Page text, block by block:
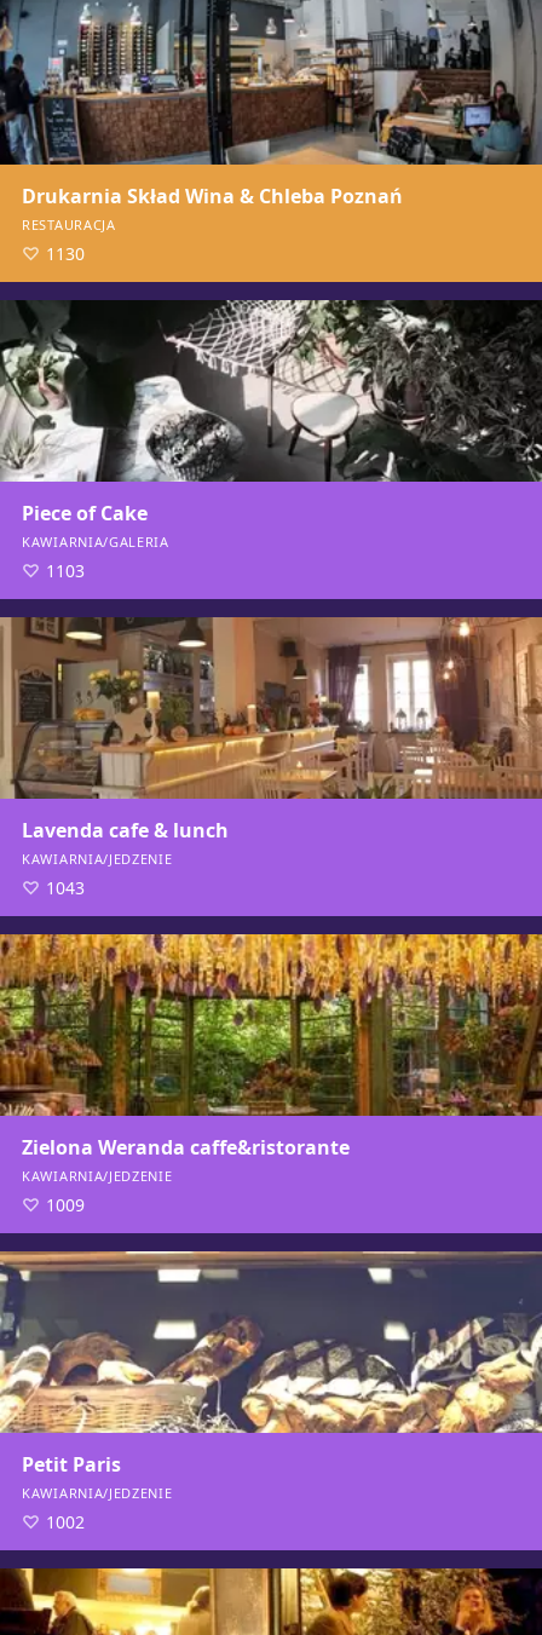
Drukarnia Skład Wina & Chleba Poznań
RESTAURACJA
1130
Piece of Cake
KAWIARNIA/GALERIA
1103
Lavenda cafe & lunch
KAWIARNIA/JEDZENIE
1043
Zielona Weranda caffe&ristorante
KAWIARNIA/JEDZENIE
1009
Petit Paris
KAWIARNIA/JEDZENIE
1002